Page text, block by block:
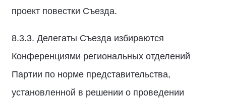
проект повестки Съезда.
8.3.3. Делегаты Съезда избираются
Конференциями региональных отделений
Партии по норме представительства,
установленной в решении о проведении